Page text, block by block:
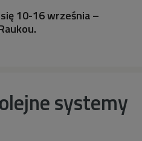
10-16 września –
systemy